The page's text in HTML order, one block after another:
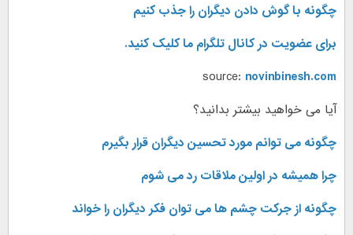
چگونه با گوش دادن دیگران را جذب کنیم
برای عضویت در کانال تلگرام ما کلیک کنید.
source: novinbinesh.com
آیا می خواهید بیشتر بدانید؟
چگونه می توانم مورد تحسین دیگران قرار بگیرم
چرا همیشه در اولین ملاقات رد می شوم
چگونه از جرکت چشم ها می توان فکر دیگران را خواند